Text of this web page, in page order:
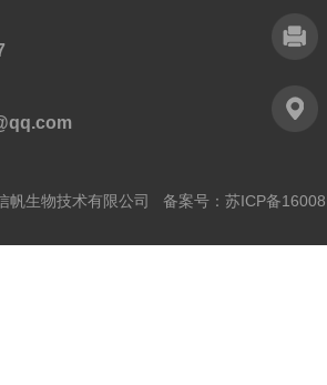
帆生物技术有限公司 备案号： 苏ICP备